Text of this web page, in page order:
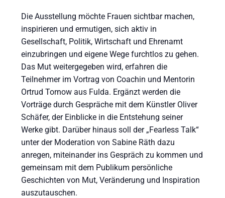
Die Ausstellung möchte Frauen sichtbar machen,
inspirieren und ermutigen, sich aktiv in
Gesellschaft, Politik, Wirtschaft und Ehrenamt
einzubringen und eigene Wege furchtlos zu gehen.
Das Mut weitergegeben wird, erfahren die
Teilnehmer im Vortrag von Coachin und Mentorin
Ortrud Tornow aus Fulda. Ergänzt werden die
Vorträge durch Gespräche mit dem Künstler Oliver
Schäfer, der Einblicke in die Entstehung seiner
Werke gibt. Darüber hinaus soll der „Fearless Talk“
unter der Moderation von Sabine Räth dazu
anregen, miteinander ins Gespräch zu kommen und
gemeinsam mit dem Publikum persönliche
Geschichten von Mut, Veränderung und Inspiration
auszutauschen.